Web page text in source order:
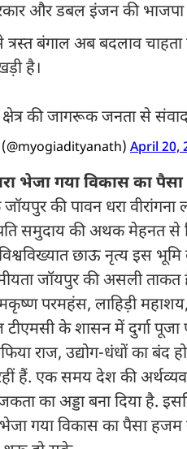
और डबल इंजन की
बंगाल अब बदलाव
है।
की जागरूक जनता से
April 20,
भेजा गया विकास का
की पावन धरा
समुदाय की अथक मेहनत से
छाऊ नृत्य इस
जॉयपुर की असली ताकत
परमहंस, लाहिड़ी
के शासन में दुर्गा पूजा
राज, उद्योग-धंधों का
हैं. एक समय देश की
का अड्डा बना दिया है.
भेजा गया विकास का पैसा